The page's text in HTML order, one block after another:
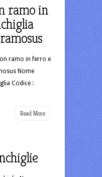
ramo in
ramo in ferro e
Nome
Codice :
Read More